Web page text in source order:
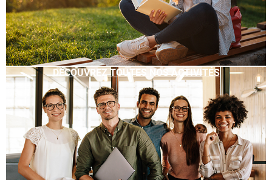
DÉCOUVREZ TOUTES NOS ACTIVITÉS